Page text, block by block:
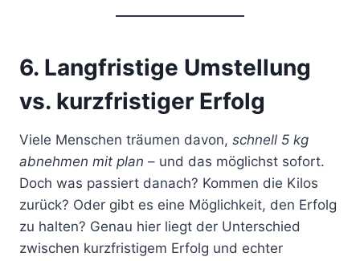
6. Langfristige Umstellung
vs. kurzfristiger Erfolg
Viele Menschen träumen davon, schnell 5 kg
abnehmen mit plan – und das möglichst sofort.
Doch was passiert danach? Kommen die Kilos
zurück? Oder gibt es eine Möglichkeit, den Erfolg
zu halten? Genau hier liegt der Unterschied
zwischen kurzfristigem Erfolg und echter